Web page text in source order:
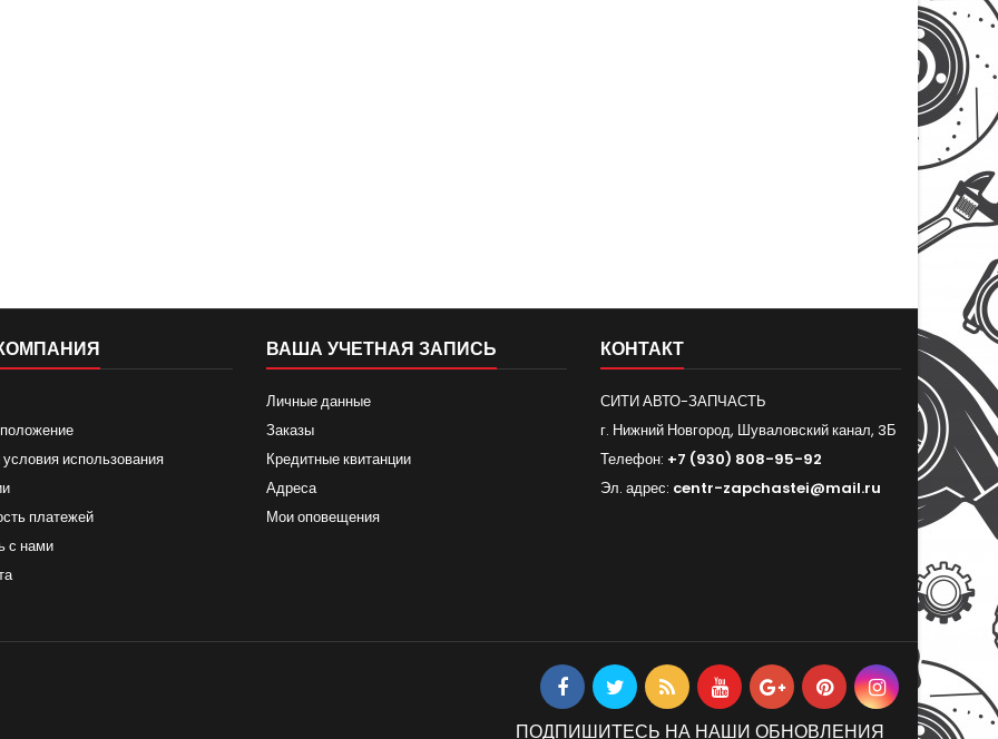
использования
платежей
с нами
ВАША УЧЕТНАЯ ЗАПИСЬ
Личные данные
Заказы
Кредитные квитанции
Адреса
Мои оповещения
КОНТАКТ
СИТИ АВТО-ЗАПЧАСТЬ
г. Нижний Новгород, Шуваловский канал, 3Б
Телефон: +7 (930) 808-95-92
Эл. адрес: centr-zapchastei@mail.ru
ПОДПИШИТЕСЬ НА НАШИ ОБНОВЛЕНИЯ